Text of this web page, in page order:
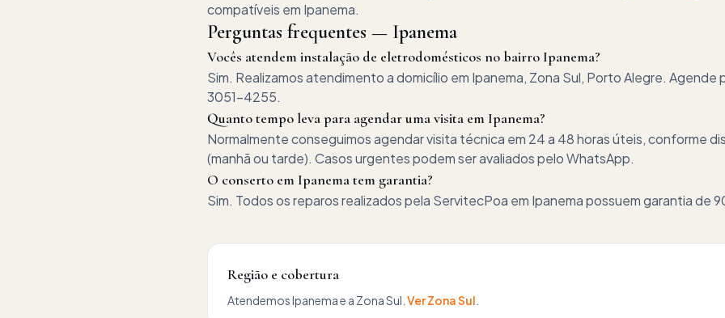
compatíveis em Ipanema.
Perguntas frequentes — Ipanema
Vocês atendem instalação de eletrodomésticos no bairro Ipanema?
Sim. Realizamos atendimento a domicílio em Ipanema, Zona Sul, Porto Alegre. Agende
3051-4255.
Quanto tempo leva para agendar uma visita em Ipanema?
Normalmente conseguimos agendar visita técnica em 24 a 48 horas úteis, conforme
(manhã ou tarde). Casos urgentes podem ser avaliados pelo WhatsApp.
O conserto em Ipanema tem garantia?
Sim. Todos os reparos realizados pela ServitecPoa em Ipanema possuem garantia de
Região e cobertura
AtendemosIpanemae a Zona Sul VerZona Sul